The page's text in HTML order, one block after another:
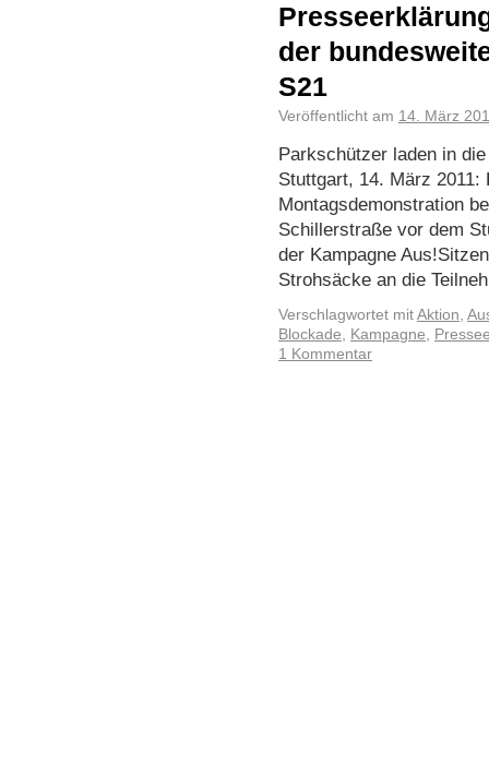
der
S21
Veröffentlicht am 14. März
Parkschützer laden in
Stuttgart, 14. März 2011:
Montagsdemonstration
Schillerstraße vor dem
der Kampagne
Strohsäcke an die
Verschlagwortet mit Aktion,
Blockade, Kampagne,
1 Kommentar